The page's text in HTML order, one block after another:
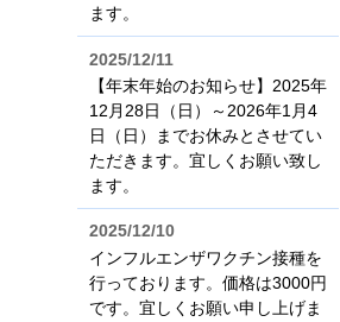
ます。
2025/12/11
【年末年始のお知らせ】2025年
12月28日（日）～2026年1月4
日（日）までお休みとさせてい
ただきます。宜しくお願い致し
ます。
2025/12/10
インフルエンザワクチン接種を
行っております。価格は3000円
です。宜しくお願い申し上げま